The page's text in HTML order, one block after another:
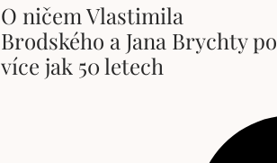
O ničem Vlastimila
Brodského a Jana Brychty po
více jak 50 letech